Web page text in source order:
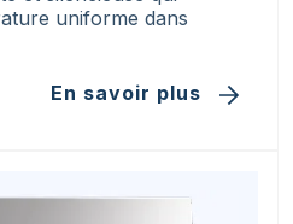
uniforme dans
En savoir plus